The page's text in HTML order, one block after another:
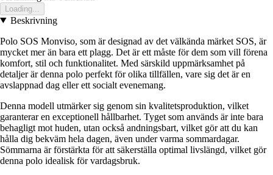
Loading...
Beskrivning
Polo SOS Monviso, som är designad av det välkända märket SOS, är
mycket mer än bara ett plagg. Det är ett måste för dem som vill förena
komfort, stil och funktionalitet. Med särskild uppmärksamhet på
detaljer är denna polo perfekt för olika tillfällen, vare sig det är en
avslappnad dag eller ett socialt evenemang.
Denna modell utmärker sig genom sin kvalitetsproduktion, vilket
garanterar en exceptionell hållbarhet. Tyget som används är inte bara
behagligt mot huden, utan också andningsbart, vilket gör att du kan
hålla dig bekväm hela dagen, även under varma sommardagar.
Sömmarna är förstärkta för att säkerställa optimal livslängd, vilket gör
denna polo idealisk för vardagsbruk.